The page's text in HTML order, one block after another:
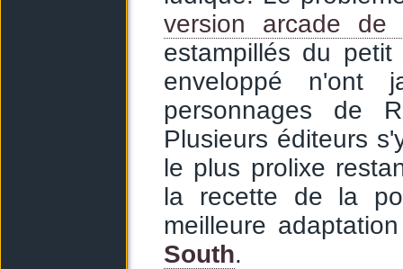
version arcade de
estampillés du
enveloppé n'ont
personnages de
Plusieurs éditeurs
le plus prolixe
la recette de la
meilleure
South.